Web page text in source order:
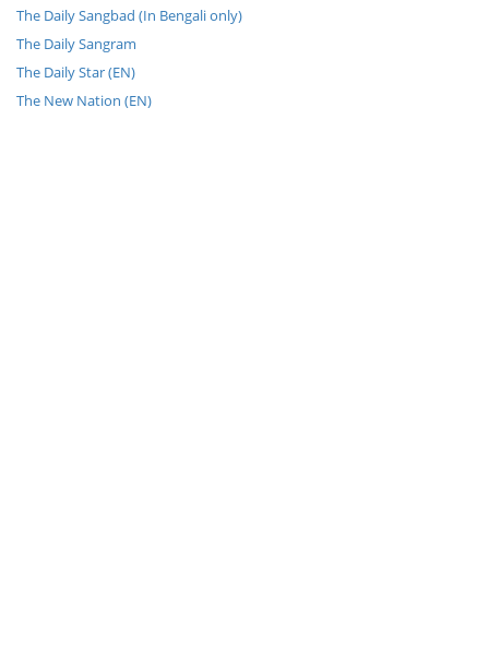
The Daily Sangbad (In Bengali only)
The Daily Sangram
The Daily Star (EN)
The New Nation (EN)